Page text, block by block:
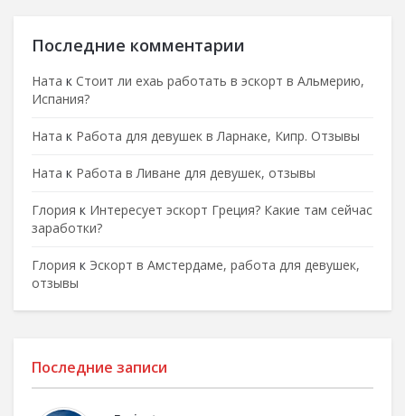
Последние комментарии
Ната к Стоит ли ехаь работать в эскорт в Альмерию,
Испания?
Ната к Работа для девушек в Ларнаке, Кипр. Отзывы
Ната к Работа в Ливане для девушек, отзывы
Глория к Интересует эскорт Греция? Какие там сейчас
заработки?
Глория к Эскорт в Амстердаме, работа для девушек,
отзывы
Последние записи